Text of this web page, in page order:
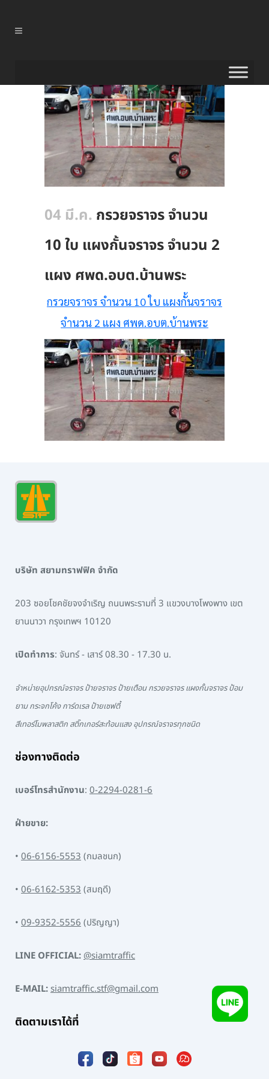
04 มี.ค. กรวยจราจร จำนวน
10 ใบ แผงกั้นจราจร จำนวน 2
แผง ศพด.อบต.บ้านพระ
กรวยจราจร จำนวน 10 ใบ แผงกั้นจราจร
จำนวน 2 แผง ศพด.อบต.บ้านพระ
บริษัท สยามทราฟฟิค จำกัด
203 ซอยโชคชัยจงจำเริญ ถนนพระรามที่ 3 แขวงบางโพงพาง เขต
ยานนาวา กรุงเทพฯ 10120
เปิดทำการ: จันทร์ - เสาร์ 08.30 - 17.30 น.
จำหน่ายอุปกรณ์จราจร ป้ายจราจร ป้ายเตือน กรวยจราจร แผงกั้นจราจร ป้อม
ยาม กระจกโค้ง การ์ดเรล ป้ายเซฟตี้
สีเทอร์โมพลาสติก สติ๊กเกอร์สะท้อนแสง อุปกรณ์จราจรทุกชนิด
ช่องทางติดต่อ
เบอร์โทรสำนักงาน: 0-2294-0281-6
ฝ่ายขาย:
• 06-6156-5553(กมลชนก)
• 06-6162-5353(สมฤดี)
• 09-9352-5556(ปริญญา)
LINE OFFICIAL:@siamtraffic
E-MAIL:siamtraffic.stf@gmail.com
ติดตามเราได้ที่